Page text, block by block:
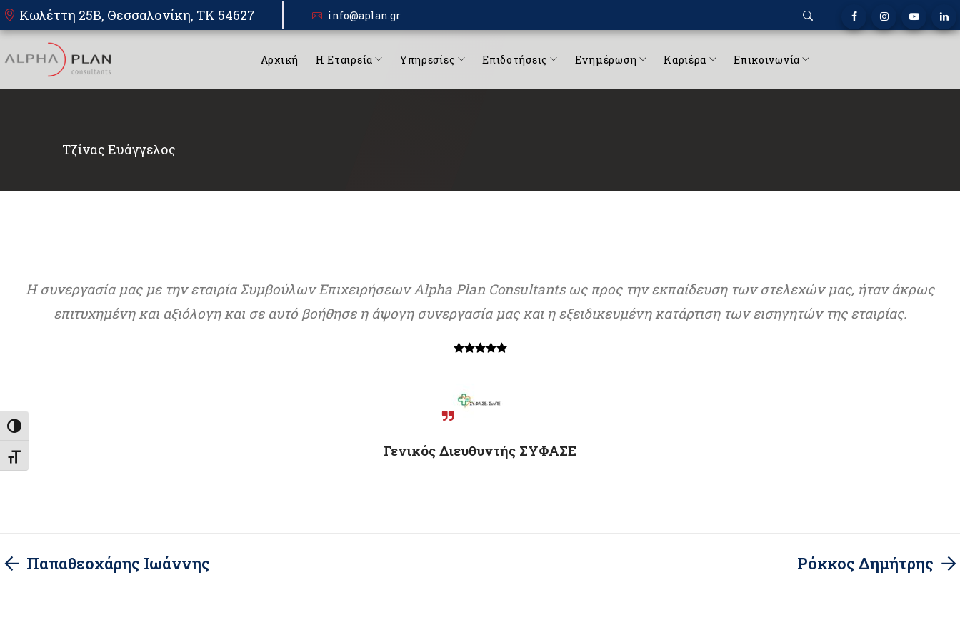
Εναλλαγή Υψηλής Αντίθεσης
Εναλλαγή Μεγέθους Γραμμάτων
Κωλέττη 25Β, Θεσσαλονίκη, TK 54627 info@aplan.gr
Αρχική Η Εταιρεία Υπηρεσίες Επιδοτήσεις Ενημέρωση Καριέρα Επικοινωνία
Τζίνας Ευάγγελος
Η συνεργασία μας με την εταιρία Συμβούλων ΕπιχειρήσεωνAlpha Plan Consultantsως προς την εκπαίδευση των στελεχών μας, ήταν άκρως
επιτυχημένη και αξιόλογη και σε αυτό βοήθησε η άψογη συνεργασία μας και η εξειδικευμένη κατάρτιση των εισηγητών της εταιρίας.
Γενικός Διευθυντής ΣΥΦΑΣΕ
Παπαθεοχάρης Ιωάννης Ρόκκος Δημήτρης